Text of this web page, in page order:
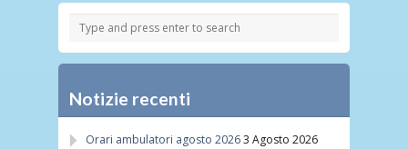
Notizie recenti
Orari ambulatori agosto 20263 Agosto 2026